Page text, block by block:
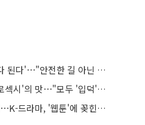
스트레이 키즈, 이것저것 '다 된다'⋯"안전한 길 아닌 도전이 재밌어"
나우즈, 올여름 물들일 '제로섹시'의 맛⋯"모두 '입덕'시킬 것"
공효진도, 신민아도 택했다⋯K-드라마, '웹툰'에 꽂힌 이유